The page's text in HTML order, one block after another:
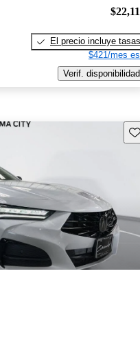
El precio incluye tasas
$421/mes
Verif. disponibilidad